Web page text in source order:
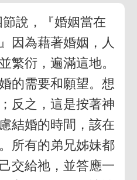
說，『婚姻當在
因為藉著婚姻，人
繁衍，遍滿這地。
的需要和願望。想
反之，這是按著神
結婚的時間，該在
所有的弟兄姊妹都
交給祂，並答應一